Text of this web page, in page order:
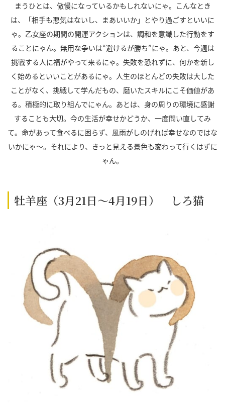
まうひとは、傲慢になっているかもしれないにゃ。こんなとき
は、「相手も悪気はないし、まあいいか」とやり過ごすといいに
ゃ。乙女座の期間の開運アクションは、調和を意識した行動をす
ることにゃん。無用な争いは“避けるが勝ち”にゃ。あと、今週は
挑戦する人に福がやって来るにゃ。失敗を恐れずに、何かを新し
く始めるといいことがあるにゃ。人生のほとんどの失敗は大した
ことがなく、挑戦して学んだもの、磨いたスキルにこそ価値があ
る。積極的に取り組んでにゃん。あとは、身の周りの環境に感謝
することも大切。今の生活が幸せかどうか、一度問い直してみ
て。命があって食べるに困らず、風雨がしのげれば幸せなのではな
いかにゃ～。それにより、きっと見える景色も変わって行くはずに
ゃん。
牡羊座（3月21日～4月19日） しろ猫